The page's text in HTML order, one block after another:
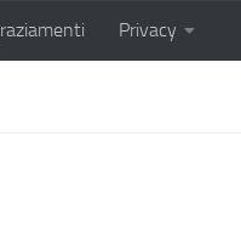
Privacy